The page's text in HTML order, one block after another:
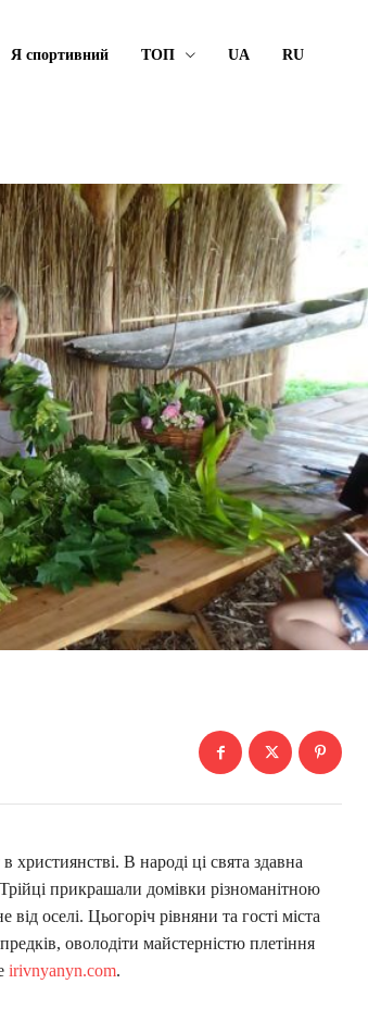
Я спортивний ТОП UA RU
християнстві. В народі ці свята здавна
прикрашали домівки різноманітною
оселі. Цьогоріч рівняни та гості міста
оволодіти майстерністю плетіння
irivnyanyn.com.